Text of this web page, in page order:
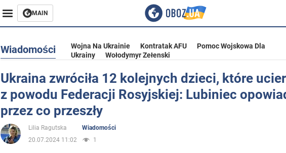
MAIN
Rozrywka
Życie
Polityka
Wiadomości Wojna Na Ukrainie Kontratak AFU
Pomoc Wojskowa Dla
Ukrainy
Wołodymyr Zełenski
Ukraina zwróciła 12 kolejnych dzieci, które
z powodu Federacji Rosyjskiej: Lubiniec
przez co przeszły
Lilia Ragutska
Wiadomości
20.07.2024 11:02
1